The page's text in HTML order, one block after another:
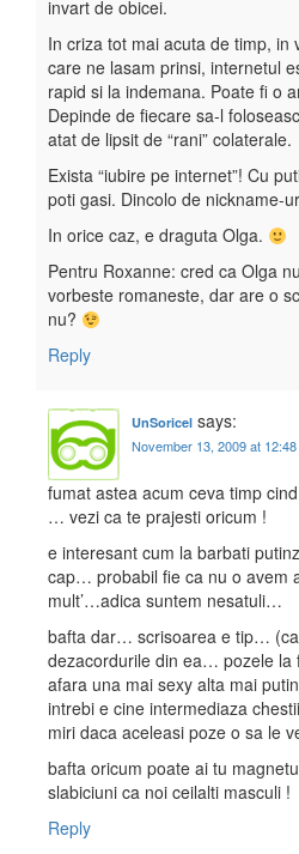
invart de obicei.
In criza tot mai acuta de timp, in
care ne lasam prinsi, internetul
rapid si la indemana. Poate fi o
Depinde de fiecare sa-l
atat de lipsit de “rani” colaterale.
Exista “iubire pe internet”! Cu
poti gasi. Dincolo de nickname-
In orice caz, e draguta Olga.
Pentru Roxanne: cred ca Olga
vorbeste romaneste, dar are o
nu?
Reply
UnSoricel says:
November 13, 2009 at
fumat astea acum ceva timp
… vezi ca te prajesti oricum !
e interesant cum la barbati
cap… probabil fie ca nu o avem
mult’…adica suntem nesatuli…
bafta dar… scrisoarea e tip…
dezacordurile din ea… pozele la
afara una mai sexy alta mai
intrebi e cine intermediaza
miri daca aceleasi poze o sa le
bafta oricum poate ai tu
slabiciuni ca noi ceilalti masculi !
Reply